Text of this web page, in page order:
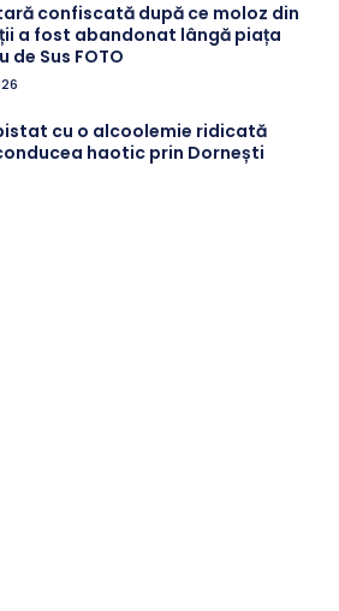
confiscată după ce moloz din
a fost abandonat lângă piața
de Sus FOTO
cu o alcoolemie ridicată
haotic prin Dornești